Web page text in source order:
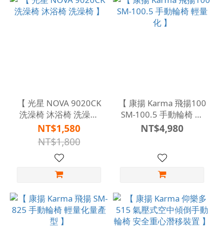
【 光星 NOVA 9020CK
洗澡椅 沐浴椅 洗澡椅
】
NT$1,580
NT$1,800
【 康揚 Karma 飛揚100
SM-100.5 手動輪椅 輕
量化 】
NT$4,980